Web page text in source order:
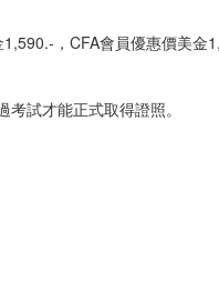
，CFA會員優惠價美金
試才能正式取得證照。